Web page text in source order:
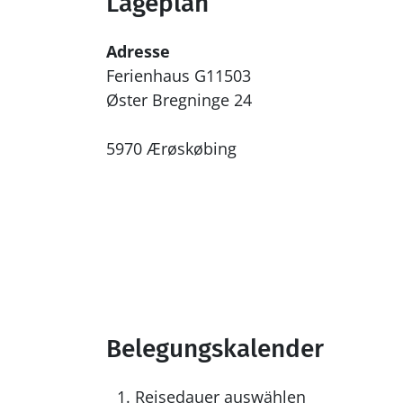
Adresse
Ferienhaus G11503
Øster Bregninge 24
5970 Ærøskøbing
Belegungskalender
Reisedauer auswählen